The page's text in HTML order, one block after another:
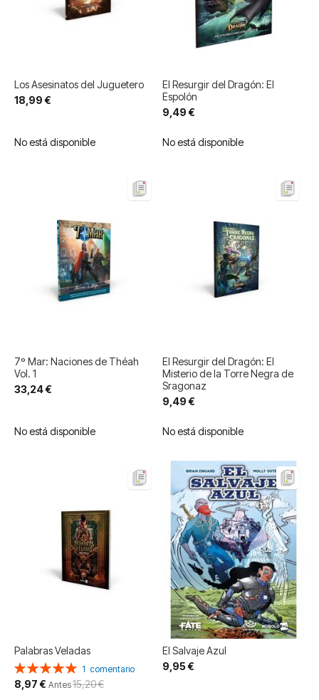
Los Asesinatos del Juguetero
18,99 €
No está disponible
El Resurgir del Dragón: El
Espolón
9,49 €
No está disponible
7º Mar: Naciones de Théah
Vol. 1
33,24 €
No está disponible
El Resurgir del Dragón: El
Misterio de la Torre Negra de
Sragonaz
9,49 €
No está disponible
Palabras Veladas
Valoración:
100%
1 comentario
Precio
especial
8,97 € Antes15,20 €
El Salvaje Azul
9,95 €